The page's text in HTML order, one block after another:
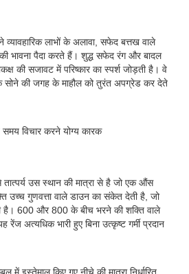
व्यावहारिक लाभों के अलावा, सफेद बत्तख वाले
भावना पैदा करते हैं। शुद्ध सफेद रंग और बादल
की सजावट में परिष्कार का स्पर्श जोड़ती है। वे
की जगह के माहौल को तुरंत अपग्रेड कर देते
विचार करने योग्य कारक
उस स्थान की मात्रा से है जो एक औंस
उच्च गुणवत्ता वाले डाउन का संकेत देती है, जो
है। 600 और 800 के बीच भरने की शक्ति वाले
अत्यधिक भारी हुए बिना उत्कृष्ट गर्मी प्रदान